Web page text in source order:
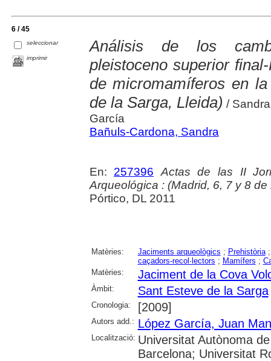
6 / 45
seleccionar
imprimir
Análisis de los
pleistoceno superior
de micromamíferos en
de la Sarga, Lleida) /
García
Bañuls-Cardona, Sandra
En: 257396
Actas de las II
Arqueológica : (Madrid, 6, 7 y 8
Pórtico, DL 2011
Matèries: Jaciments arqueològics ; Prehistòria
caçadors-recol·lectors ; Mamífers ;
Matèries:
Jaciment de la Cova
Àmbit: Sant Esteve de la Sarga
Cronologia: [2009]
Autors add.: López García, Juan
Localització: Universitat Autònoma
Barcelona; Universitat